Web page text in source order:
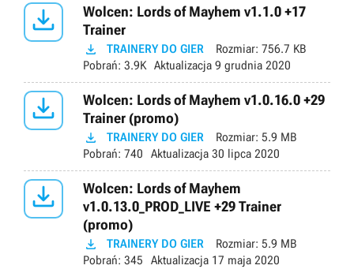

Wolcen: Lords of Mayhem v1.1.0 +17
Trainer
 TRAINERY DO GIER Rozmiar: 756.7 KB
Pobrań: 3.9K Aktualizacja 9 grudnia 2020

Wolcen: Lords of Mayhem v1.0.16.0 +29
Trainer (promo)
 TRAINERY DO GIER Rozmiar: 5.9 MB
Pobrań: 740 Aktualizacja 30 lipca 2020

Wolcen: Lords of Mayhem
v1.0.13.0_PROD_LIVE +29 Trainer
(promo)
 TRAINERY DO GIER Rozmiar: 5.9 MB
Pobrań: 345 Aktualizacja 17 maja 2020